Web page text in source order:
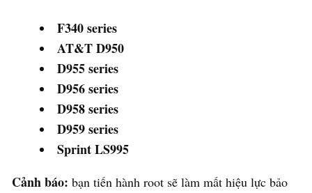
F340 series
AT&T D950
D955 series
D956 series
D958 series
D959 series
Sprint LS995
Cảnh báo: bạn tiến hành root sẽ làm mất hiệu lực bảo